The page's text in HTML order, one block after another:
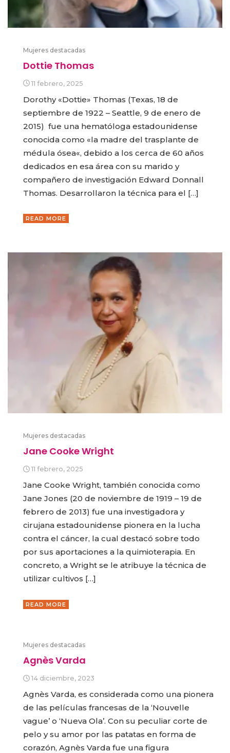
Mujeres destacadas
Dottie Thomas
11 febrero, 2025
Dorothy «Dottie» Thomas (Texas, 18 de
septiembre de 1922 – Seattle, 9 de enero de
2015) fue una hematóloga estadounidense
conocida como «la madre del trasplante de
médula ósea«, debido a los cerca de 60 años
dedicados en esa área con su marido y
compañero de investigación Edward Donnall
Thomas. Desarrollaron la técnica para el […]
READ MORE
Mujeres destacadas
Jane Cooke Wright
11 febrero, 2025
Jane Cooke Wright, también conocida como
Jane Jones (20 de noviembre de 1919 – 19 de
febrero de 2013) fue una investigadora y
cirujana estadounidense pionera en la lucha
contra el cáncer, la cual destacó sobre todo
por sus aportaciones a la quimioterapia. En
concreto, a Wright se le atribuye la técnica de
utilizar cultivos […]
READ MORE
Mujeres destacadas
Agnès Varda
14 diciembre, 2023
Agnès Varda, es considerada como una pionera
de las películas francesas de la ‘Nouvelle
vague’ o ‘Nueva Ola’. Con su peculiar corte de
pelo y su amor por las patatas en forma de
corazón, Agnès Varda fue una figura